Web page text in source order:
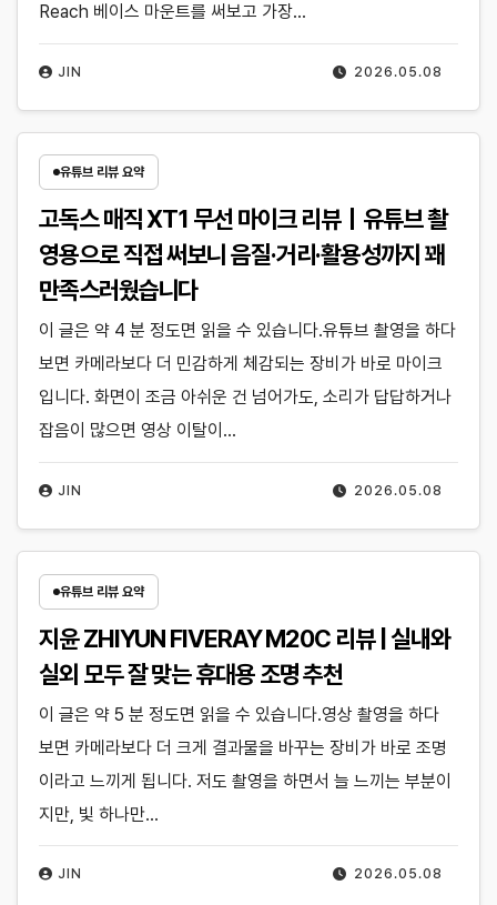
2026.05.08
JIN
Reach 베이스 마운트를 써보고 가장…
유튜브 리뷰 요약
고독스 매직 XT1 무선 마이크 리뷰｜유튜브 촬
영용으로 직접 써보니 음질·거리·활용성까지 꽤
만족스러웠습니다
2026.05.08
JIN
이 글은 약 4 분 정도면 읽을 수 있습니다.유튜브 촬영을 하다
보면 카메라보다 더 민감하게 체감되는 장비가 바로 마이크
입니다. 화면이 조금 아쉬운 건 넘어가도, 소리가 답답하거나
잡음이 많으면 영상 이탈이…
유튜브 리뷰 요약
지윤 ZHIYUN FIVERAY M20C 리뷰 | 실내와
실외 모두 잘 맞는 휴대용 조명 추천
2026.05.08
JIN
이 글은 약 5 분 정도면 읽을 수 있습니다.영상 촬영을 하다
보면 카메라보다 더 크게 결과물을 바꾸는 장비가 바로 조명
이라고 느끼게 됩니다. 저도 촬영을 하면서 늘 느끼는 부분이
지만, 빛 하나만…